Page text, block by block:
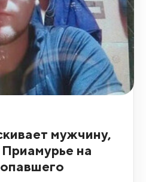
мужчину,
на